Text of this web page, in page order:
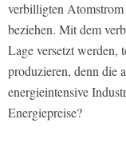
verbilligten
beziehen. Mit dem
Lage versetzt werden,
produzieren, denn die
energieintensive
Energiepreise?